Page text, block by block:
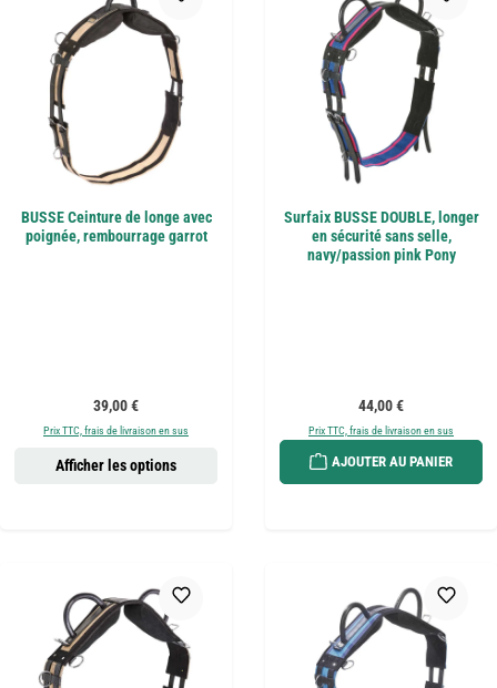
BUSSE Ceinture de longe avec
poignée, rembourrage garrot
Prix régulier :
39,00 €
Prix TTC, frais de livraison en sus
Afficher les options
Surfaix BUSSE DOUBLE, longer
en sécurité sans selle,
navy/passion pink Pony
Prix régulier :
44,00 €
Prix TTC, frais de livraison en sus
AJOUTER AU PANIER